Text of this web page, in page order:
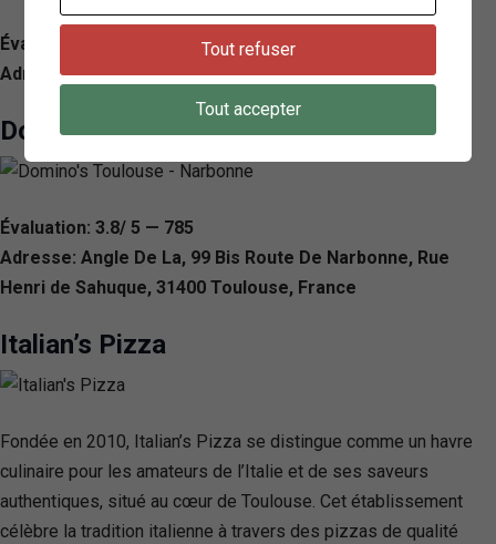
Évaluation: 4.4/ 5 — 876
Adresse: 3 Av. Paul Séjourné, 31000 Toulouse, France
Domino’s Toulouse – Narbonne
Évaluation: 3.8/ 5 — 785
Adresse: Angle De La, 99 Bis Route De Narbonne, Rue
Henri de Sahuque, 31400 Toulouse, France
Italian’s Pizza
Fondée en 2010, Italian’s Pizza se distingue comme un havre
culinaire pour les amateurs de l’Italie et de ses saveurs
authentiques, situé au cœur de Toulouse. Cet établissement
célèbre la tradition italienne à travers des pizzas de qualité
Tout refuser
Tout accepter